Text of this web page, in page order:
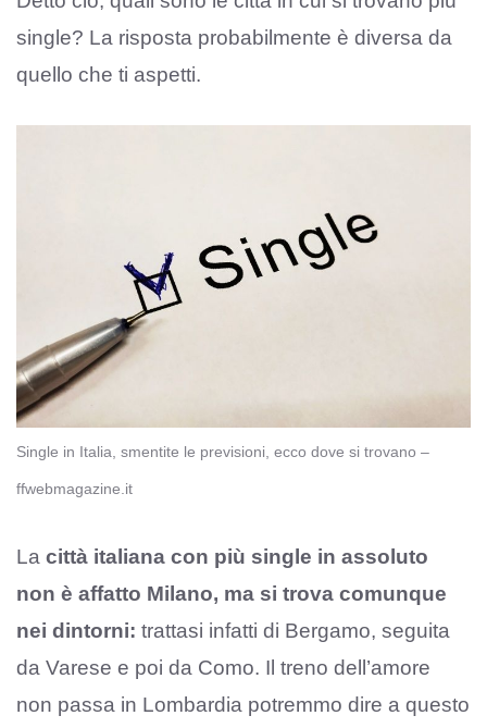
single? La risposta probabilmente è diversa da
quello che ti aspetti.
Single in Italia, smentite le previsioni, ecco dove si trovano –
ffwebmagazine.it
La città italiana con più single in assoluto
non è affatto Milano, ma si trova comunque
nei dintorni: trattasi infatti di Bergamo, seguita
da Varese e poi da Como. Il treno dell’amore
non passa in Lombardia potremmo dire a questo